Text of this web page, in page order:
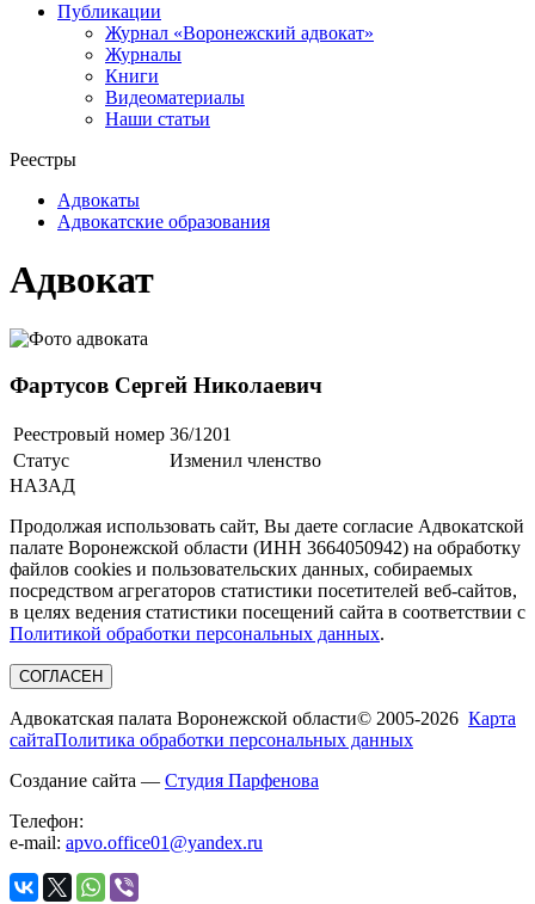
Публикации
Журнал «Воронежский адвокат»
Журналы
Книги
Видеоматериалы
Наши статьи
Реестры
Адвокаты
Адвокатские образования
Адвокат
Фартусов Сергей Николаевич
Реестровый номер 36/1201
Статус
Изменил членство
НАЗАД
Продолжая использовать сайт, Вы даете согласие Адвокатской
палате Воронежской области (ИНН 3664050942) на обработку
файлов cookies и пользовательских данных, собираемых
посредством агрегаторов статистики посетителей веб-сайтов,
в целях ведения статистики посещений сайта в соответствии с
Политикой обработки персональных данных.
СОГЛАСЕН
Адвокатская палата Воронежской области© 2005-2026 Карта
сайтаПолитика обработки персональных данных
Создание сайта — Студия Парфенова
Телефон:
e-mail: apvo.office01@yandex.ru